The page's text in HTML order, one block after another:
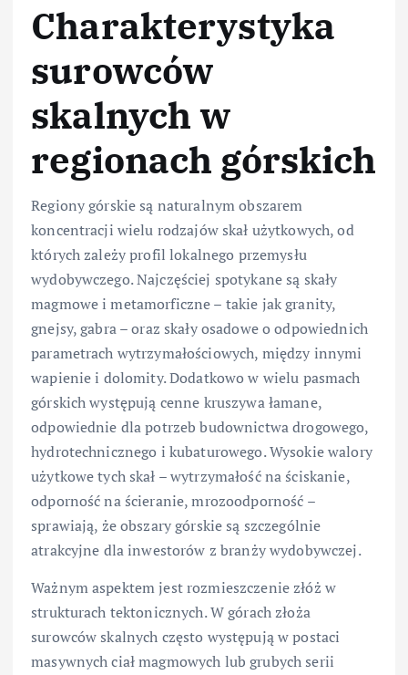
Charakterystyka
surowców
skalnych w
regionach górskich
Regiony górskie są naturalnym obszarem
koncentracji wielu rodzajów skał użytkowych, od
których zależy profil lokalnego przemysłu
wydobywczego. Najczęściej spotykane są skały
magmowe i metamorficzne – takie jak granity,
gnejsy, gabra – oraz skały osadowe o odpowiednich
parametrach wytrzymałościowych, między innymi
wapienie i dolomity. Dodatkowo w wielu pasmach
górskich występują cenne kruszywa łamane,
odpowiednie dla potrzeb budownictwa drogowego,
hydrotechnicznego i kubaturowego. Wysokie walory
użytkowe tych skał – wytrzymałość na ściskanie,
odporność na ścieranie, mrozoodporność –
sprawiają, że obszary górskie są szczególnie
atrakcyjne dla inwestorów z branży wydobywczej.
Ważnym aspektem jest rozmieszczenie złóż w
strukturach tektonicznych. W górach złoża
surowców skalnych często występują w postaci
masywnych ciał magmowych lub grubych serii